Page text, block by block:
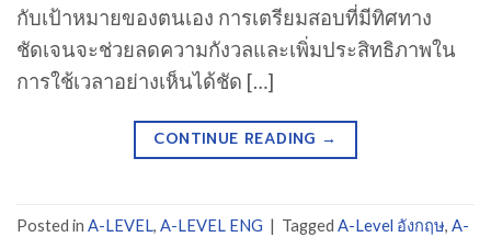
กับเป้าหมายของตนเอง การเตรียมสอบที่มีทิศทาง
ชัดเจนจะช่วยลดความกังวลและเพิ่มประสิทธิภาพใน
การใช้เวลาอย่างเห็นได้ชัด […]
CONTINUE READING →
Posted in A-LEVEL, A-LEVEL ENG | Tagged A-Level อังกฤษ, A-